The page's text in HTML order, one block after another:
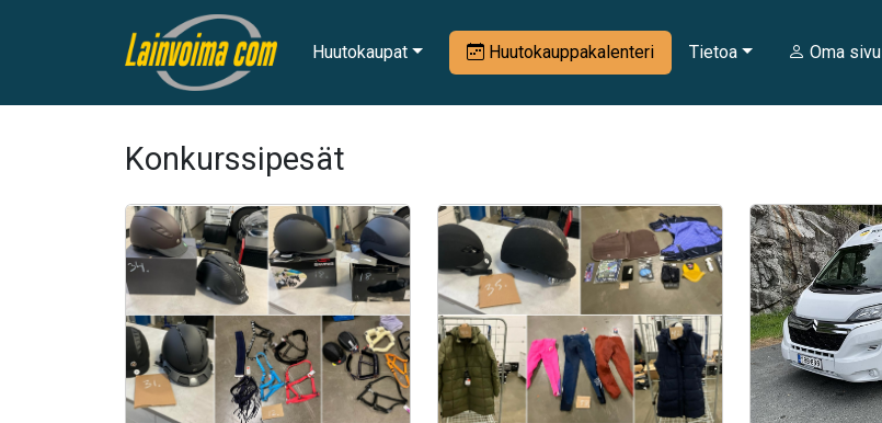
Huutokaupat Huutokauppakalenteri Tietoa Oma sivu
Konkurssipesät